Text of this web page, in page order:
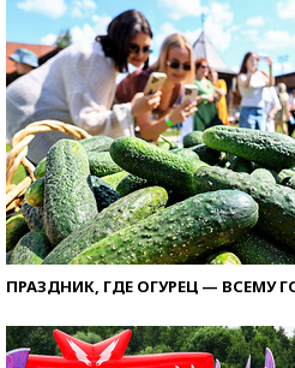
ПРАЗДНИК, ГДЕ ОГУРЕЦ — ВСЕМУ